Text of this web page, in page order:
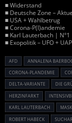
■ Widerstand
■ Deutsche Zone –
■ USA + Wahlbetrug
■ Corona-P(l)andemie
■ Karl Lauterbach | N°1
■ Exopolitik – UFO + UAP
AFD ANNALENA
CORONA-PLANDEMIE
DELTA-VARIANTE
DIE
HERZINFARKT
KARL LAUTERBACH
ROBERT HABECK